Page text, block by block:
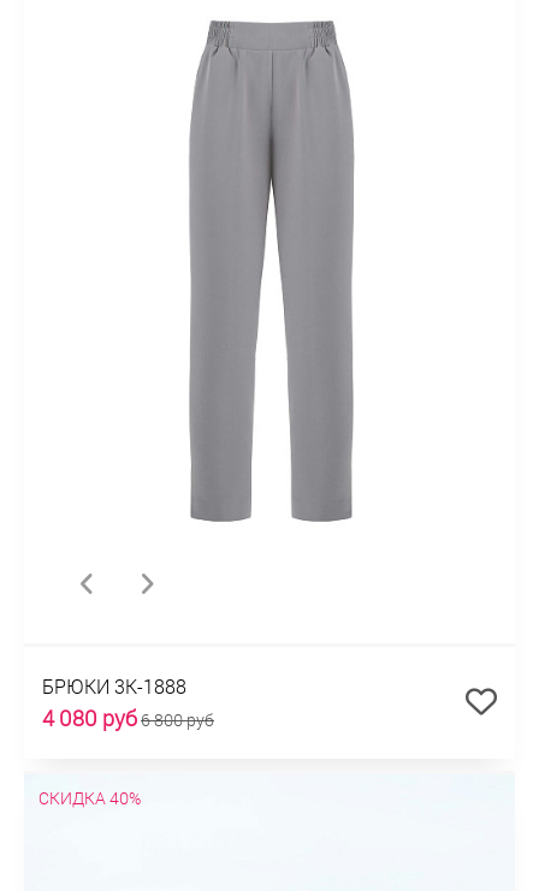
БРЮКИ 3К-1888
4 080 руб6 800 руб
СКИДКА 40%